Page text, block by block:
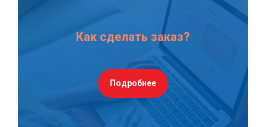
Как сделать заказ?
Подробнее